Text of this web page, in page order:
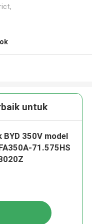
untuk
BYD 350V model
71.575HS